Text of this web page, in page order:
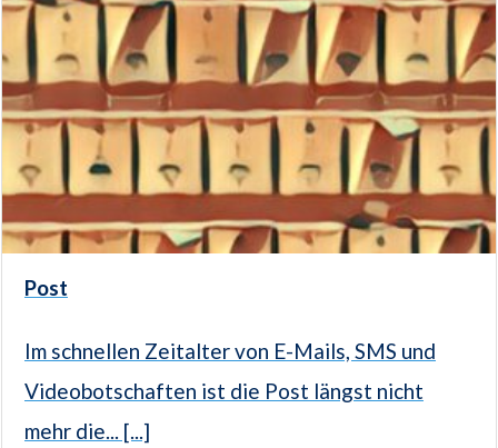
Post
Im schnellen Zeitalter von E-Mails, SMS und
Videobotschaften ist die Post längst nicht
mehr die... [...]